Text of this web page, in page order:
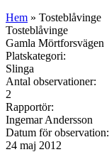
Hem » Tosteblåvinge
Tosteblåvinge
Gamla Mörtforsvägen
Platskategori:
Slinga
Antal observationer:
2
Rapportör:
Ingemar Andersson
Datum för observation:
24 maj 2012